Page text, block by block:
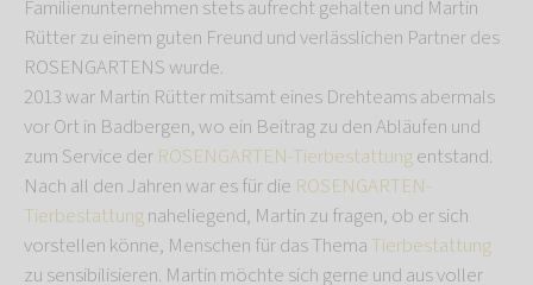
Familienunternehmen stets aufrecht gehalten und Martin
Rütter zu einem guten Freund und verlässlichen Partner des
ROSENGARTENS wurde.
2013 war Martin Rütter mitsamt eines Drehteams abermals
vor Ort in Badbergen, wo ein Beitrag zu den Abläufen und
zum Service der ROSENGARTEN-Tierbestattungentstand.
Nach all den Jahren war es für die ROSENGARTEN-
Tierbestattungnaheliegend, Martin zu fragen, ob er sich
vorstellen könne, Menschen für das Thema Tierbestattung
zu sensibilisieren. Martin möchte sich gerne und aus voller